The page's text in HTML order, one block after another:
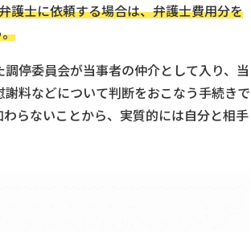
護士に依頼する場合は、弁護士費用分を
停委員会が当事者の仲介として入り、当
料などについて判断をおこなう手続きで
らないことから、実質的には自分と相手